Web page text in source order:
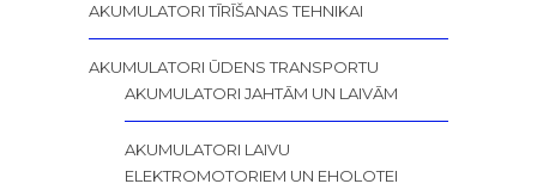
AKUMULATORI TĪRĪŠANAS TEHNIKAI
AKUMULATORI ŪDENS TRANSPORTU
AKUMULATORI JAHTĀM UN LAIVĀM
AKUMULATORI LAIVU
ELEKTROMOTORIEM UN EHOLOTEI